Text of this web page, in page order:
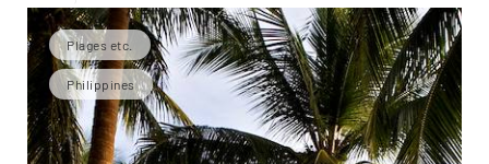
Plages etc.
Philippines